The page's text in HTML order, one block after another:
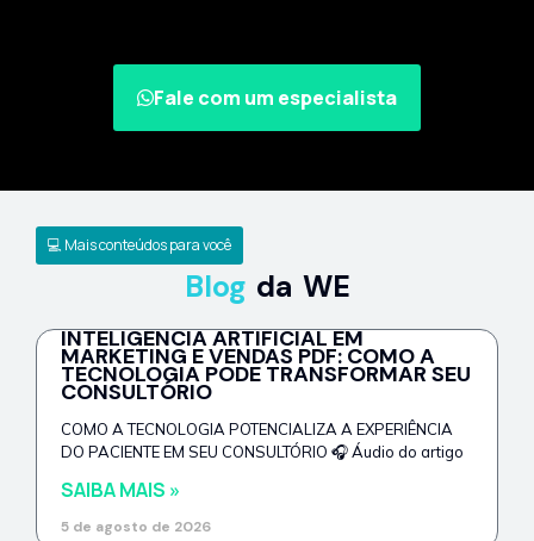
Fale com um especialista
💻 Mais conteúdos para você
Blog da WE
INTELIGÊNCIA ARTIFICIAL EM
MARKETING E VENDAS PDF: COMO A
TECNOLOGIA PODE TRANSFORMAR SEU
CONSULTÓRIO
COMO A TECNOLOGIA POTENCIALIZA A EXPERIÊNCIA
DO PACIENTE EM SEU CONSULTÓRIO 🎧 Áudio do artigo
SAIBA MAIS »
5 de agosto de 2026